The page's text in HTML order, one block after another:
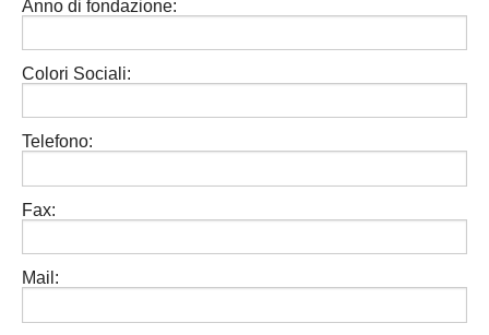
LIVORNO
LUCCA
PISA
SIENA
Beach soccer
Rappresentative regionali e provinciali
Calcio femminile
Amatori AICS Lucca
Anno di fondazione:
Colori Sociali:
Telefono:
Fax:
Mail: